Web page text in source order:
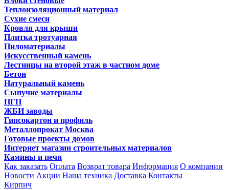
Теплоизоляционный материал
Сухие смеси
Кровля для крыши
Плитка тротуарная
Пиломатериалы
Искусственный камень
Лестницы на второй этаж в частном доме
Бетон
Натуральный камень
Сыпучие материалы
ПГП
ЖБИ заводы
Гипсокартон и профиль
Металлопрокат Москва
Готовые проекты домов
Интернет магазин строительных материалов
Камины и печи
Как заказать Оплата Возврат товара Информация О компании
Новости Акции Наша техника Доставка Контакты
Кирпич